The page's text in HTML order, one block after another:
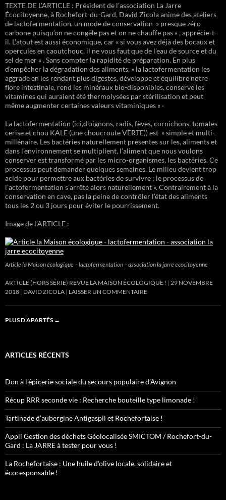
TEXTE DE L’ARTICLE : Président de l’association La Jarre
Écocitoyenne, à Rochefort-du-Gard, David Zicola anime des ateliers
de lactofermentation, un mode de conservation » presque zéro
carbone puisqu’on ne congèle pas et on ne chauffe pas « , apprécie-t-
il. L’atout est aussi économique, car « si vous avez déjà des bocaux et
opercules en caoutchouc, il ne vous faut que de l’eau de source et du
sel de mer « . Sans compter la rapidité de préparation. En plus
d’empêcher la dégradation des aliments, » la lactofermentation les
aggrade en les rendant plus digestes, développe et équilibre notre
flore intestinale, rend les minéraux bio-disponibles, conserve les
vitamines qui auraient été thermolysées par stérilisation et peut
même augmenter certaines valeurs vitaminiques « ·
La lactofermentation (ici,d’oignons, radis, fèves, cornichons, tomates
cerise et chou KALE (une choucroute VERTE)) est » simple et multi-
millénaire. Les bactéries naturellement présentes sur les, aliments et
dans l’environnement se multiplient, l’aliment que nous voulons
conserver est transformé par les micro-organismes, les bactéries. Ce
processus peut demander quelques semaines. Le milieu devient trop
acide pour permettre aux bactéries de survivre ; le processus de
l’actofermentation s’arrête alors naturellement ». Contrairement à la
conservation en cave, pas la peine de contrôler l’état des aliments
tous les 2 ou 3 jours pour éviter le pourrissement.
Image de l’ARTICLE :
Article la Maison écologique – lactofermentation – association la jarre ecocitoyenne
ARTICLE (HORS SÉRIE) REVUE LA MAISON ÉCOLOGIQUE !
29 NOVEMBRE
2018 DAVID ZICOLA LAISSER UN COMMENTAIRE
PLUS D’APARTÉS →
ARTICLES RÉCENTS
Don à l’épicerie sociale du secours populaire d’Avignon
Récup RRR seconde vie : Recherche bouteille type limonade !
Tartinade d’aubergine Antigaspil et Rochefortaise !
Appli Gestion des déchets Géolocalisée SMICTOM / Rochefort-du-
Gard : La JARRE à tester pour vous !
La Rochefortaise : Une huile d’olive locale, solidaire et
écoresponsable !